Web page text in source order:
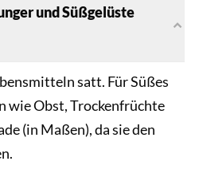
und Süßgelüste
satt. Für Süßes
wie Obst, Trockenfrüchte
(in Maßen), da sie den